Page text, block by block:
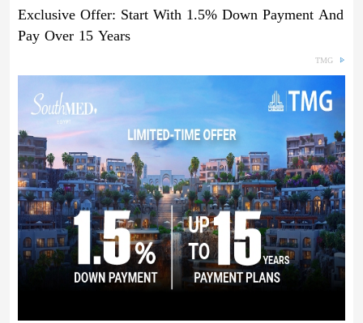
Exclusive Offer: Start With 1.5% Down Payment And
Pay Over 15 Years
TMG